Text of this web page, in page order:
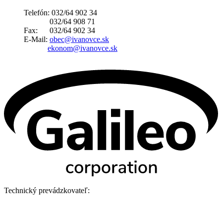
Telefón: 032/64 902 34
032/64 908 71
Fax: 032/64 902 34
E-Mail: obec@ivanovce.sk
ekonom@ivanovce.sk
Technický prevádzkovateľ: